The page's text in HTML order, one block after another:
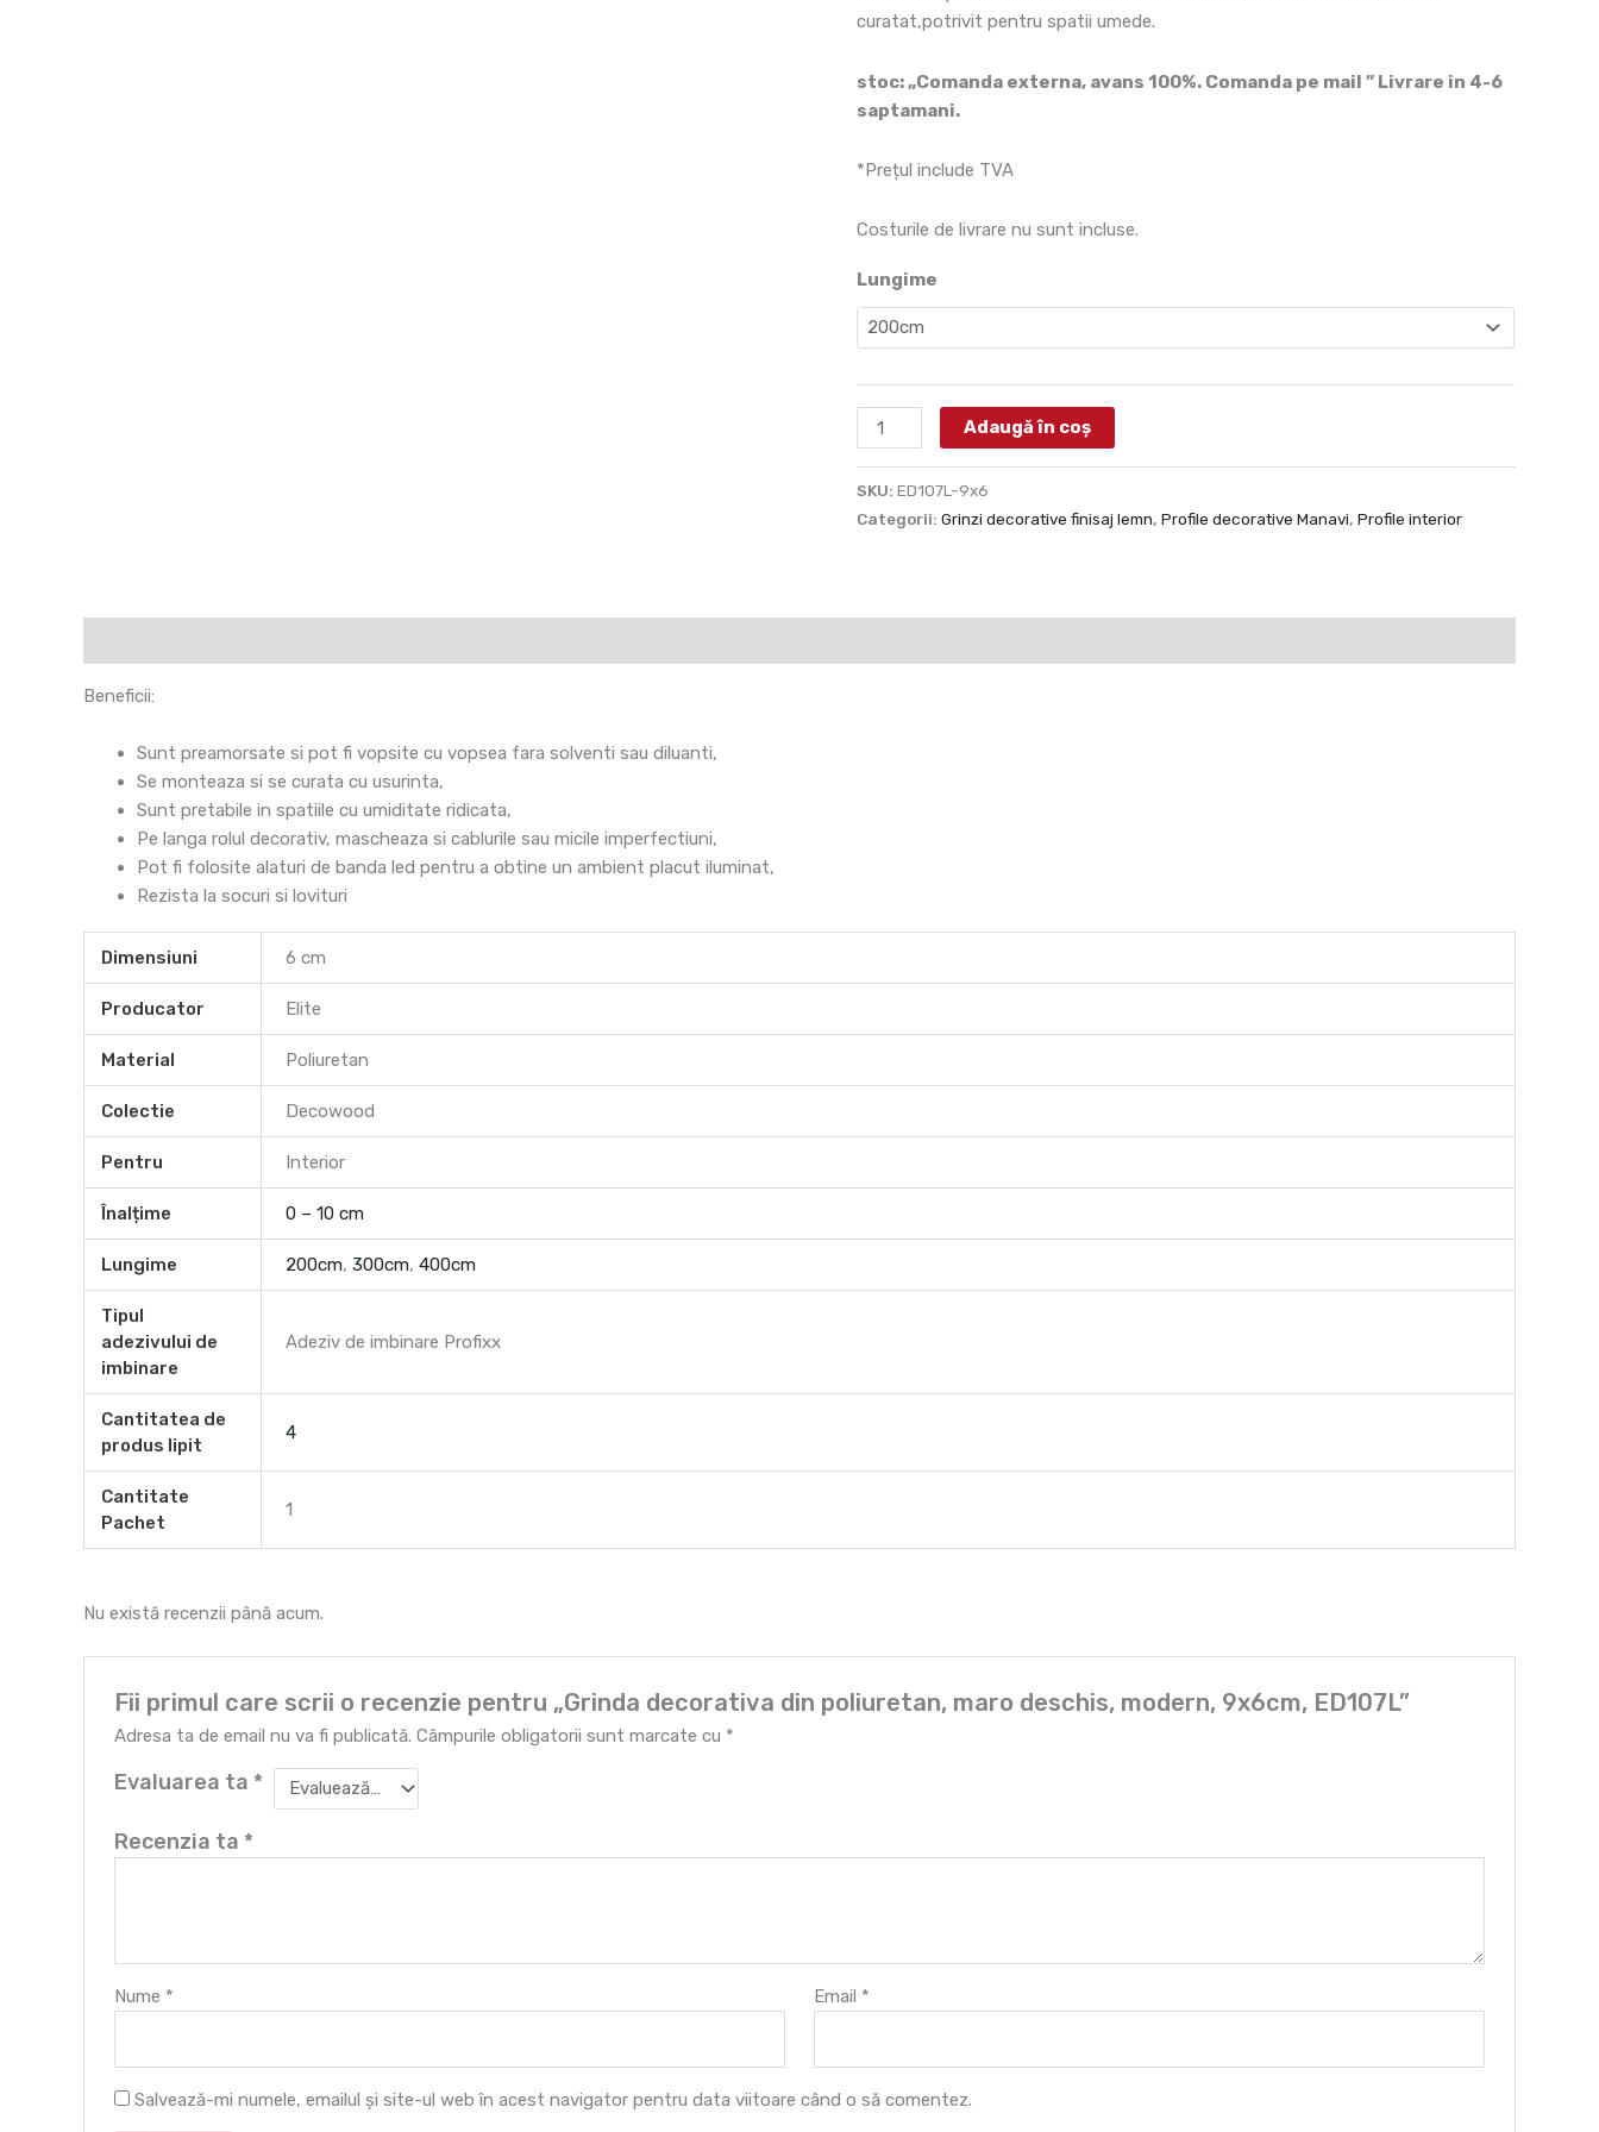
curatat,potrivit pentru spatii umede.
stoc: „Comanda externa, avans 100%. Comanda pe mail ” Livrare in 4-6
saptamani.
*Prețul include TVA
Costurile de livrare nu sunt incluse.
Lungime
ED107L
Adaugă în coș
SKU:ED107L-9x6
Categorii:Grinzi decorative finisaj lemn,Profile decorative Manavi,Profile interior
Beneficii:
Sunt preamorsate si pot fi vopsite cu vopsea fara solventi sau diluanti,
Se monteaza si se curata cu usurinta,
Sunt pretabile in spatiile cu umiditate ridicata,
Pe langa rolul decorativ, mascheaza si cablurile sau micile imperfectiuni,
Pot fi folosite alaturi de banda led pentru a obtine un ambient placut iluminat,
Rezista la socuri si lovituri
Dimensiuni 6 cm
Producator Elite
Material Poliuretan
Colectie Decowood
Pentru Interior
Înalțime 0 – 10 cm
Lungime 200cm,300cm,400cm
Tipul
adezivului de
imbinare
Adeziv de imbinare Profixx
Cantitatea de
produs lipit
4
Cantitate
Pachet
1
Nu există recenzii până acum.
Fii primul care scrii o recenzie pentru „Grinda decorativa din poliuretan, maro deschis, modern, 9x6cm, ED107L”
Adresa ta de email nu va fi publicată. Câmpurile obligatorii sunt marcate cu *
Evaluarea ta *
Recenzia ta *
Nume * Email *
Salvează-mi numele, emailul și site-ul web în acest navigator pentru data viitoare când o să comentez.